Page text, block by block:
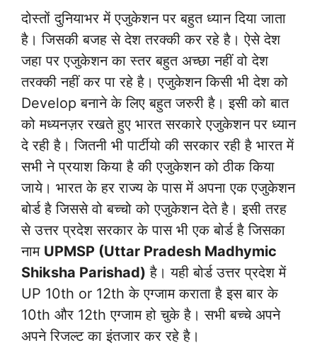
दोस्तों दुनियाभर में एजुकेशन पर बहुत ध्यान दिया जाता
है। जिसकी बजह से देश तरक्की कर रहे है। ऐसे देश
जहा पर एजुकेशन का स्तर बहुत अच्छा नहीं वो देश
तरक्की नहीं कर पा रहे है। एजुकेशन किसी भी देश को
Develop बनाने के लिए बहुत जरुरी है। इसी को बात
को मध्यनज़र रखते हुए भारत सरकारे एजुकेशन पर ध्यान
दे रही है। जितनी भी पार्टीयो की सरकार रही है भारत में
सभी ने प्रयाश किया है की एजुकेशन को ठीक किया
जाये। भारत के हर राज्य के पास में अपना एक एजुकेशन
बोर्ड है जिससे वो बच्चो को एजुकेशन देते है। इसी तरह
से उत्तर प्रदेश सरकार के पास भी एक बोर्ड है जिसका
नाम UPMSP (Uttar Pradesh Madhymic
Shiksha Parishad) है। यही बोर्ड उत्तर प्रदेश में
UP 10th or 12th के एग्जाम कराता है इस बार के
10th और 12th एग्जाम हो चुके है। सभी बच्चे अपने
अपने रिजल्ट का इंतजार कर रहे है।